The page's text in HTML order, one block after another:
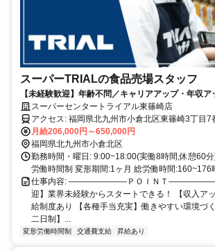
スーパーTRIALの食品売場スタッフ
【未経験歓迎】年齢不問／キャリアアップ・年収
小売業等の経験が活かせる／週休二日制／昇給・賞
実
スーパーセンタートライアル東篠崎店
アクセス: 福岡県北九州市小倉北区東篠崎3丁目7番 勤務地：配属は所
在地の都道府県 ※初任地は最寄りの店舗又は希望
属します。 ※エリア内勤務または全国勤務いずれ
ます。
月給206,000円～650,000円
福岡県北九州市小倉北区
勤務時間・曜日: 9:00~18:00(実働8時間,休憩60
労働時間制 変形期間:1ヶ月 総労働時間:160~176
仕事内容: ―――――――ＰＯＩＮＴ
迎】業界未経験からスタートできる！ 【収入ア
給制度あり 【各種手当充実】働きやすい環境づ
二日制】...
変形労働時間制 交通費支給 昇給あり